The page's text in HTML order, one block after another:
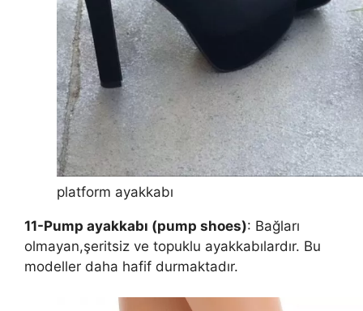
platform ayakkabı
11-Pump ayakkabı (pump shoes): Bağları
olmayan,şeritsiz ve topuklu ayakkabılardır. Bu
modeller daha hafif durmaktadır.